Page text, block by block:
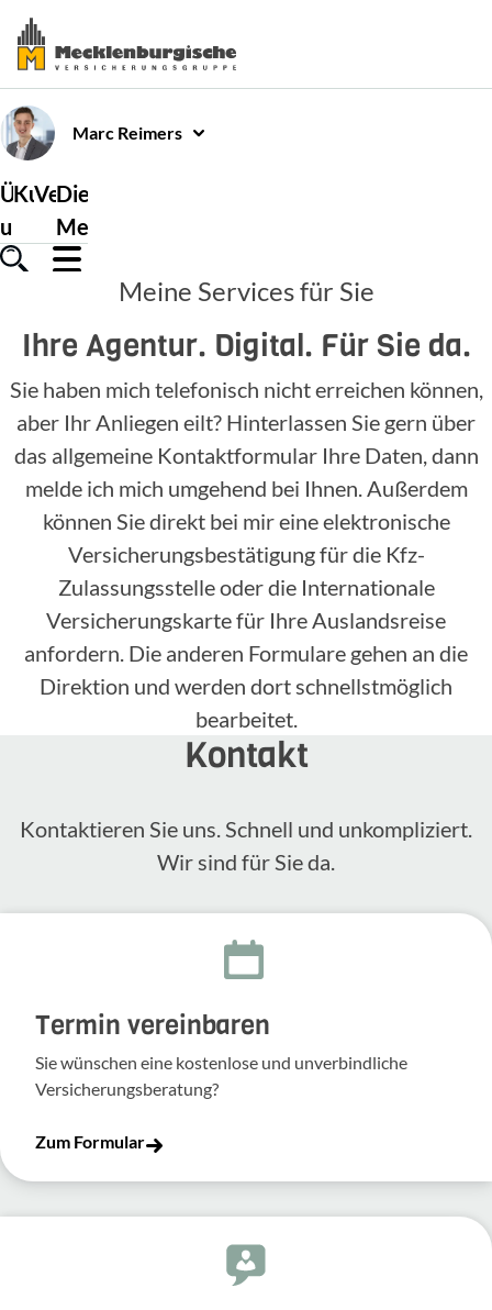
Marc Reimers
Über
uns
Kundenservice
Versicherungen
Die
Mecklenburgische
Meine Services für Sie
Ihre Agentur. Digital. Für Sie da.
Sie haben mich telefonisch nicht erreichen können,
aber Ihr Anliegen eilt? Hinterlassen Sie gern über
das allgemeine Kontaktformular Ihre Daten, dann
melde ich mich umgehend bei Ihnen. Außerdem
können Sie direkt bei mir eine elektronische
Versicherungsbestätigung für die Kfz-
Zulassungsstelle oder die Internationale
Versicherungskarte für Ihre Auslandsreise
anfordern. Die anderen Formulare gehen an die
Direktion und werden dort schnellstmöglich
bearbeitet.
Kontakt
Kontak­tieren Sie uns. Schnell und unkom­pli­ziert.
Wir sind für Sie da.
Termin vereinbaren
Sie wünschen eine kostenlose und unverbindliche
Versicherungsberatung?
Zum Formular